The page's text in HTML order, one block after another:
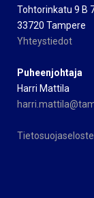
Tohtorinkatu 9 B
33720 Tampere
Yhteystiedot
Puheenjohtaja
Harri Mattila
Tietosuojaseloste